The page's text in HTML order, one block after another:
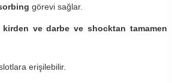
görevi sağlar.
kirden ve darbe ve shocktan tamamen
erişilebilir.